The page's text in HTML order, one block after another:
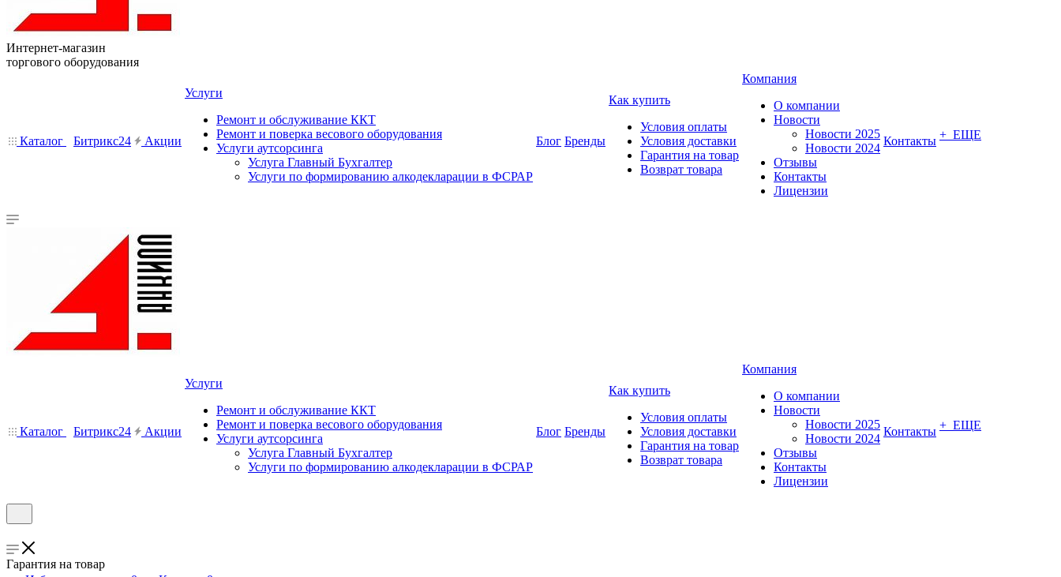
Интернет-магазин
торгового оборудования
Каталог Битрикс24 Акции
Услуги
Ремонт и обслуживание ККТ
Ремонт и поверка весового оборудования
Услуги аутсорсинга
Услуга Главный Бухгалтер
Услуги по формированию алкодекларации в ФСРАР
Блог Бренды
Как купить
Условия оплаты
Условия доставки
Гарантия на товар
Возврат товара
Компания
О компании
Новости
Новости 2025
Новости 2024
Отзывы
Контакты
Лицензии
Контакты + ЕЩЕ
Каталог Битрикс24 Акции
Услуги
Ремонт и обслуживание ККТ
Ремонт и поверка весового оборудования
Услуги аутсорсинга
Услуга Главный Бухгалтер
Услуги по формированию алкодекларации в ФСРАР
Блог Бренды
Как купить
Условия оплаты
Условия доставки
Гарантия на товар
Возврат товара
Компания
О компании
Новости
Новости 2025
Новости 2024
Отзывы
Контакты
Лицензии
Контакты + ЕЩЕ
Гарантия на товар